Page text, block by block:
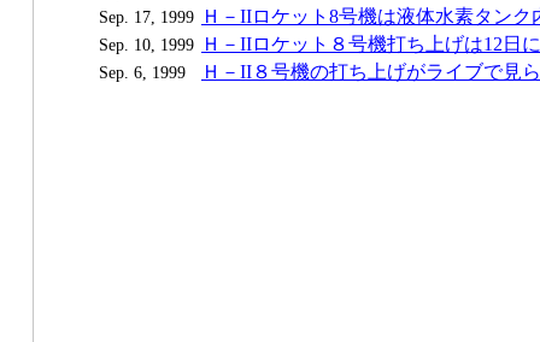
Sep. 17, 1999 Ｈ－IIロケット8号機は液体水素タンク
Sep. 10, 1999 Ｈ－IIロケット８号機打ち上げは12日
Sep. 6, 1999 Ｈ－II８号機の打ち上げがライブで見